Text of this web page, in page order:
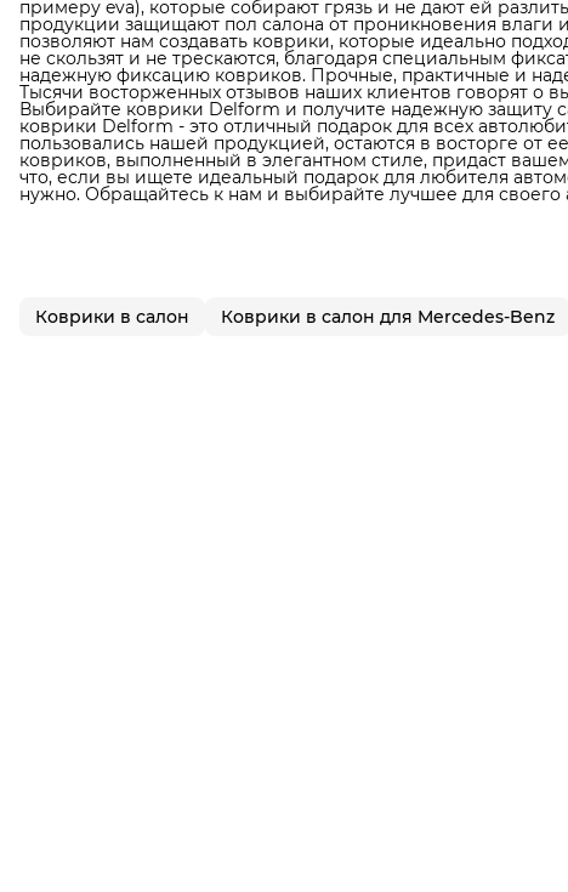
примеру eva), которые собирают грязь и не дают ей
продукции защищают пол салона от проникновения влаги
позволяют нам создавать коврики, которые идеально
не скользят и не трескаются, благодаря специальным
надежную фиксацию ковриков. Прочные, практичные и
Тысячи восторженных отзывов наших клиентов говорят о
Выбирайте коврики Delform и получите надежную защиту
коврики Delform - это отличный подарок для всех
пользовались нашей продукцией, остаются в восторге от
ковриков, выполненный в элегантном стиле, придаст
что, если вы ищете идеальный подарок для любителя
нужно. Обращайтесь к нам и выбирайте лучшее для своего
Коврики в салон Коврики в салон для Mercedes-Benz